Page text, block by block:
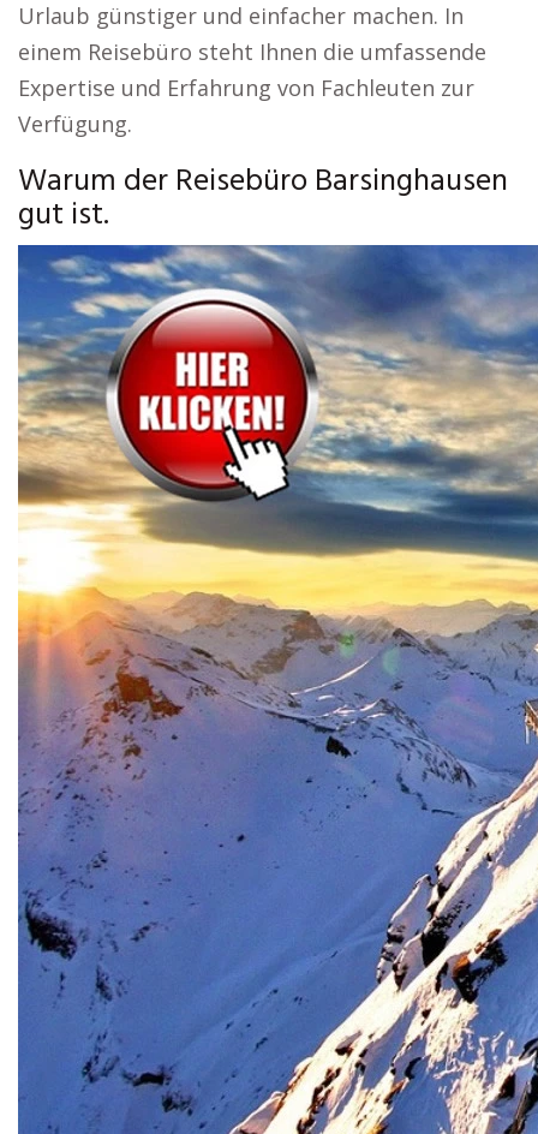
Urlaub günstiger und einfacher machen. In
einem Reisebüro steht Ihnen die umfassende
Expertise und Erfahrung von Fachleuten zur
Verfügung.
Warum der Reisebüro Barsinghausen
gut ist.